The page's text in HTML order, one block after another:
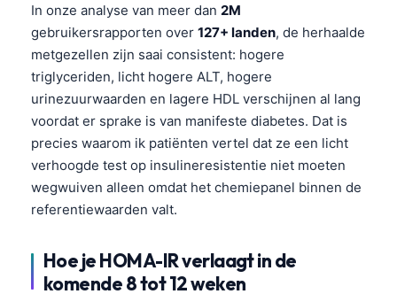
In onze analyse van meer dan 2M
gebruikersrapporten over 127+ landen, de herhaalde
metgezellen zijn saai consistent: hogere
triglyceriden, licht hogere ALT, hogere
urinezuurwaarden en lagere HDL verschijnen al lang
voordat er sprake is van manifeste diabetes. Dat is
precies waarom ik patiënten vertel dat ze een licht
verhoogde test op insulineresistentie niet moeten
wegwuiven alleen omdat het chemiepanel binnen de
referentiewaarden valt.
Hoe je HOMA-IR verlaagt in de
komende 8 tot 12 weken
ಕನ್ನಡ
Bahasa Melayu
Tiếng Việt
Tagalog
ဗမာစာ
ភាសាខ្មែរ
Kiswahili
አማርኛ